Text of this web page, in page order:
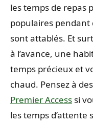
les temps de repas
populaires pendant
sont attablés. Et
à l’avance, une
temps précieux et
chaud. Pensez à
Premier Access si
les temps d’attente